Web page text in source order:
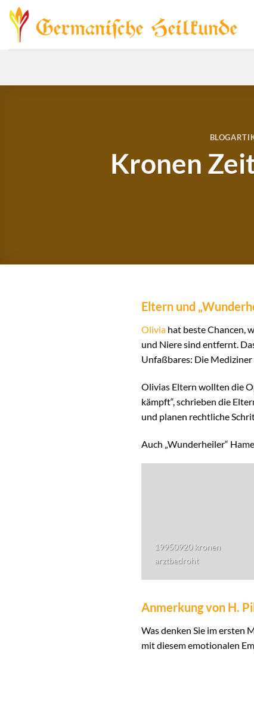
Zum
Inhalt
springen
Kronen
Eltern und
Olivia hat beste Chancen,
und Niere sind entfernt.
Unfaßbares: Die
Olivias Eltern wollten die
kämpft“, schrieben die
und planen rechtliche
Auch „Wunderheiler“
19950920 kronen
arztbedroht
Anmerkung von H.
Was denken Sie im ersten
mit diesem emotionalen